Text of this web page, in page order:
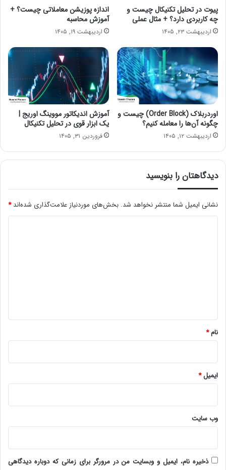
پیوت در تحلیل تکنیکال چیست و
چه کاربردی دارد؟ + مثال عملی
اردیبهشت ۲۳, ۱۴۰۵
اندازه پوزیشن معاملاتی چیست؟ +
آموزش محاسبه
اردیبهشت ۱۹, ۱۴۰۵
اوردربلاک (Order Block) چیست و
چگونه آن‌ها را معامله کنیم؟
اردیبهشت ۱۲, ۱۴۰۵
آموزش اندیکاتور مووینگ اوریج |
یک ابزار قوی در تحلیل تکنیکال
فروردین ۳۱, ۱۴۰۵
دیدگاهتان را بنویسید
نشانی ایمیل شما منتشر نخواهد شد. بخش‌های موردنیاز علامت‌گذاری شده‌اند*
نام*
ایمیل*
وب‌ سایت
ذخیره نام، ایمیل و وبسایت من در مرورگر برای زمانی که دوباره دیدگاهی